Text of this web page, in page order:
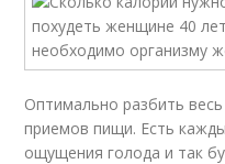
Оптимально разбить
приемов пищи. Есть
ощущения голода и так